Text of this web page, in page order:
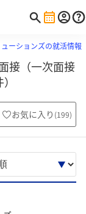
ーションズの就活情報
接（一次面接
お気に入り (199)